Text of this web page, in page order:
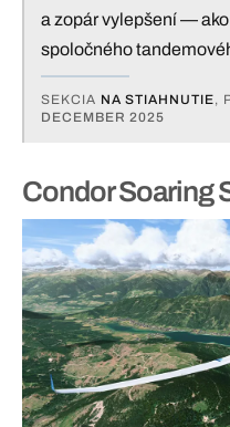
a zopár vylepšení —
spoločného
SEKCIA NA STIAHNUTIE,
DECEMBER 2025
Condor Soaring